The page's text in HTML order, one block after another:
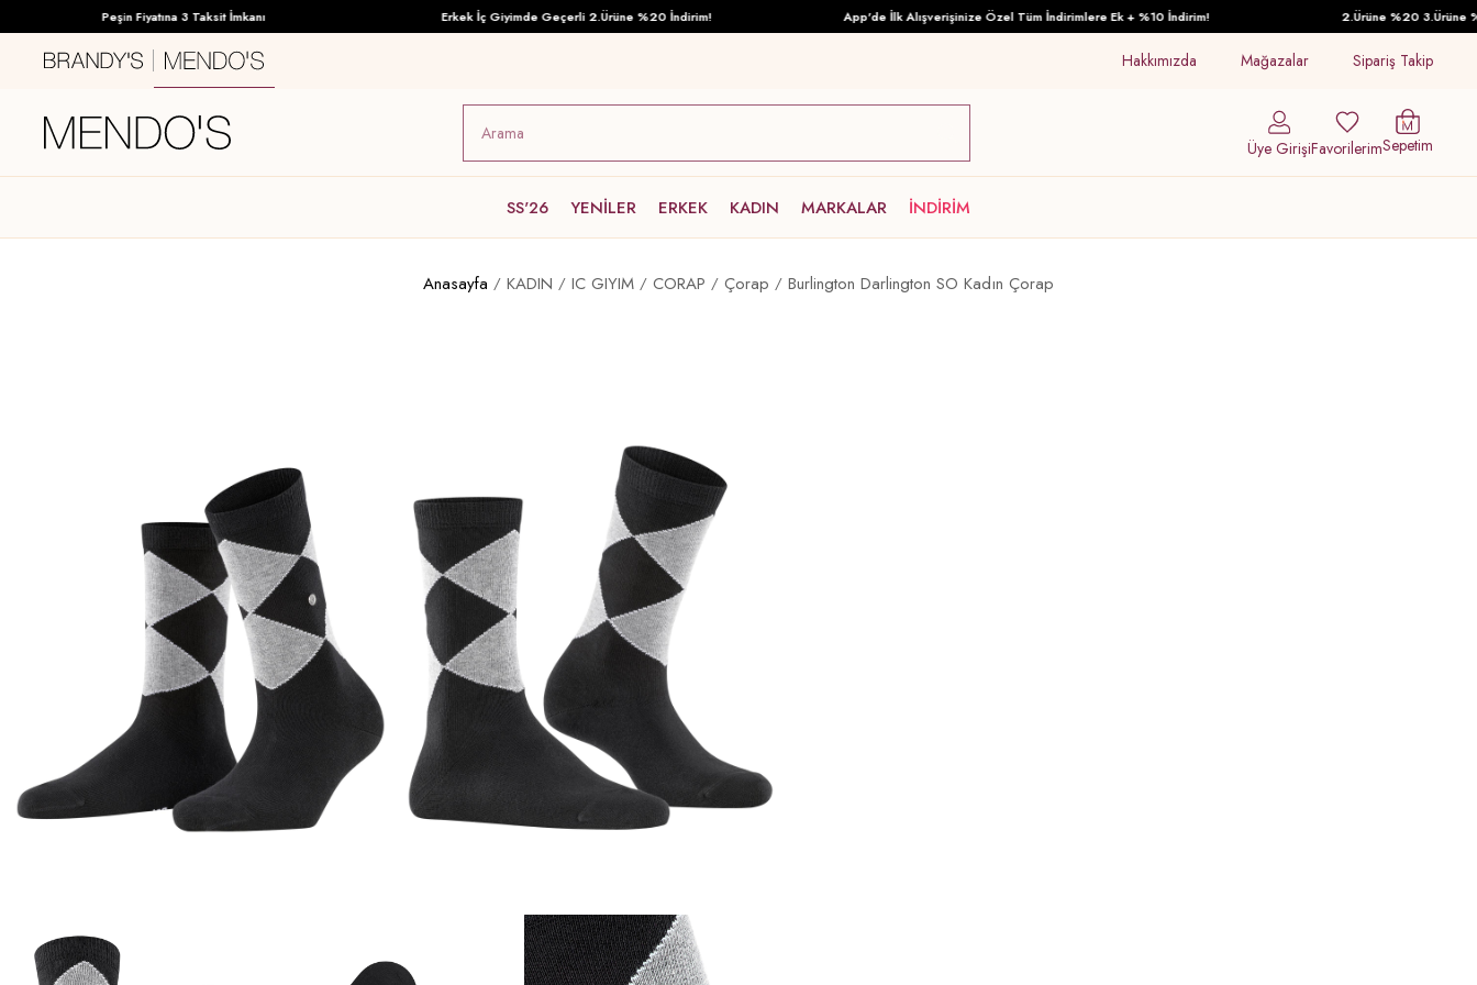
Peşin Fiyatına 3 Taksit İmkanı Erkek İç Giyimde Geçerli 2.Ürüne %20 İndirim! App'de İlk Alışverişinize Özel Tüm İndirimlere Ek + %10 İndirim! 2.Ürüne %20 3.Ürüne
Hakkımızda Mağazalar Sipariş Takip
Üye GirişiFavorilerimSepetim
SS'26 YENİLER ERKEK KADIN MARKALAR İNDİRİM
Anasayfa KADIN IC GIYIM CORAP Çorap Burlington Darlington SO Kadın Çorap